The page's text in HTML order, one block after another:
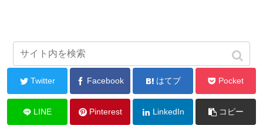
Twitter Facebook はてブ Pocket
LINE Pinterest LinkedIn コピー